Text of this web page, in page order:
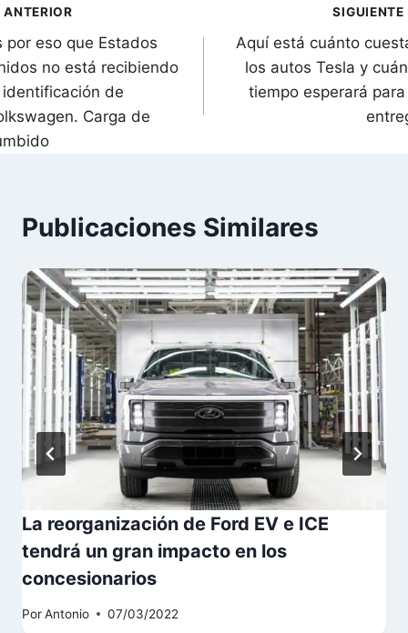
ANTERIOR
por eso que Estados
no está recibiendo
de
Carga de
SIGUIENTE
Aquí está cuánto
los autos Tesla y
tiempo esperará
Publicaciones Similares
La reorganización de Ford EV e ICE
tendrá un gran impacto en los
concesionarios
PorAntonio 07/03/2022